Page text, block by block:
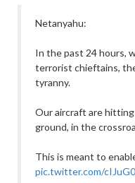
Netanyahu:
In the past 24 hours,
terrorist chieftains,
tyranny.
Our aircraft are
ground, in the
This is meant to
pic.twitter.com/